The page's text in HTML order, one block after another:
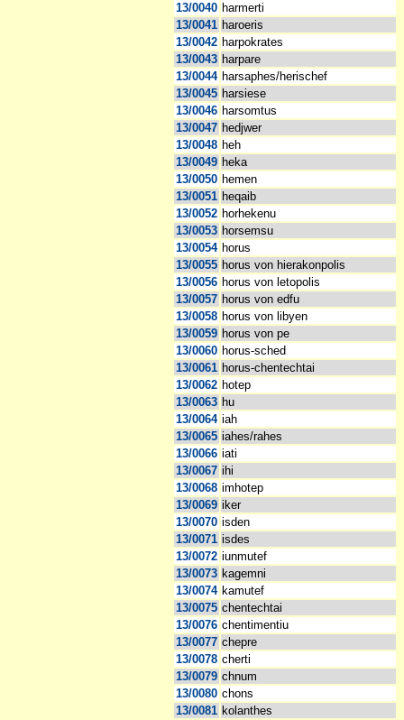
13/0040 harmerti
13/0041 haroeris
13/0042 harpokrates
13/0043 harpare
13/0044 harsaphes/herischef
13/0045 harsiese
13/0046 harsomtus
13/0047 hedjwer
13/0048 heh
13/0049 heka
13/0050 hemen
13/0051 heqaib
13/0052 horhekenu
13/0053 horsemsu
13/0054 horus
13/0055 horus von hierakonpolis
13/0056 horus von letopolis
13/0057 horus von edfu
13/0058 horus von libyen
13/0059 horus von pe
13/0060 horus-sched
13/0061 horus-chentechtai
13/0062 hotep
13/0063 hu
13/0064 iah
13/0065 iahes/rahes
13/0066 iati
13/0067 ihi
13/0068 imhotep
13/0069 iker
13/0070 isden
13/0071 isdes
13/0072 iunmutef
13/0073 kagemni
13/0074 kamutef
13/0075 chentechtai
13/0076 chentimentiu
13/0077 chepre
13/0078 cherti
13/0079 chnum
13/0080 chons
13/0081 kolanthes